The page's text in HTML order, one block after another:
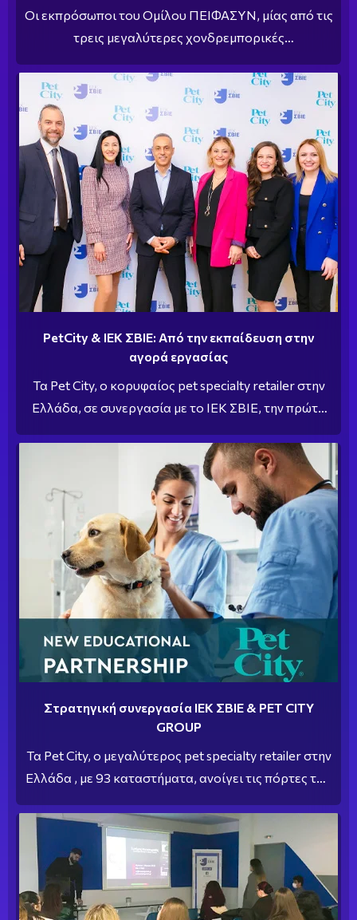
Οι εκπρόσωποι του Ομίλου ΠΕΙΦΑΣΥΝ, μίας από τις
τρεις μεγαλύτερες χονδρεμπορικές
Ελλάδα βρέθηκαν στις εγκαταστάσεις του ΙΕΚ ΣΒΙΕ,
για να συζητήσουν με τη νέα γενιά του κλάδου για
τις αλλαγές στο τοπίο της φαρμακοβιομηχανίας,
αλλά και τις πολλές ευκαιρίες εργασίας που αυτές
επιφέρουν.
PetCity & ΙΕΚ ΣΒΙΕ: Από την εκπαίδευση στην
αγορά εργασίας
Τα Pet City, ο κορυφαίος pet specialty retailer στην
Ελλάδα, σε συνεργασία με το ΙΕΚ ΣΒΙΕ, την πρώτη
ανακοινώνουν την αρχή μιας νέας πρωτοποριακής
εποχής στην φροντίδα των ζώων συντροφιάς.
Στρατηγική συνεργασία ΙΕΚ ΣΒΙΕ & PET CITY
GROUP
Τα Pet City, ο μεγαλύτερος pet specialty retailer στην
Ελλάδα , με 93 καταστήματα, ανοίγει τις πόρτες του
διευρύνει τις υπηρεσίες που προσφέρει,
ενσωματώνοντας στο ανθρώπινο δυναμικό της τους
άρτια καταρτισμένους αποφοίτους των
προγραμμάτων «Βοηθών Κτηνιάτρου & Φροντιστών
Ζώων Συντροφιάς» και «Pet Grooming –